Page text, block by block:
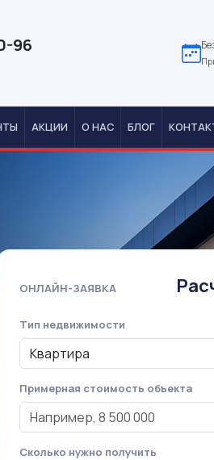
96
АКЦИИ О НАС БЛОГ
ОНЛАЙН-ЗАЯВКА
Тип недвижимости
Примерная стоимость объекта
Сколько нужно получить